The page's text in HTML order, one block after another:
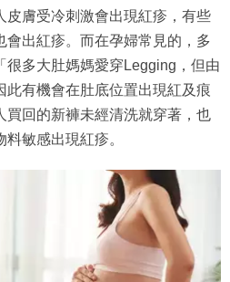
皮膚受冷刺激會出現紅疹，有些
會出紅疹。而在孕婦常見的，多
很多大肚媽媽愛穿Legging，但由
此有機會在肚底位置出現紅及痕
買回的新褲未經清洗就穿著，也
敏感出現紅疹。